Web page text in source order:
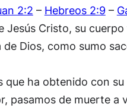
2:2 – Hebreos 2:9 –
Cristo, su
Dios, como sumo
que ha obtenido con
pasamos de muerte